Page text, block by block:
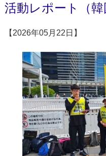
活動レポート（韓
【2026年05月22日】